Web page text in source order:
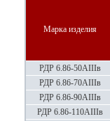
Марка изделия
РДР 6.86-50АIIIв
РДР 6.86-70АIIIв
РДР 6.86-90АIIIв
РДР 6.86-110АIIIв